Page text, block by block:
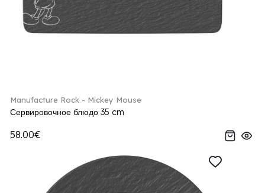
Manufacture Rock - Mickey Mouse
Сервировочное блюдо 35 cm
58.00€